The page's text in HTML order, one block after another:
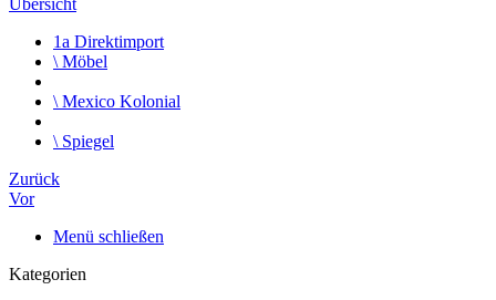
1a Direktimport
\ Möbel
\ Mexico Kolonial
\ Spiegel
Zurück
Vor
Menü schließen
Kategorien